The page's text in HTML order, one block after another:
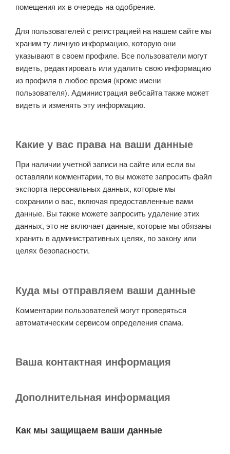
помещения их в очередь на одобрение.
Для пользователей с регистрацией на нашем сайте мы
храним ту личную информацию, которую они
указывают в своем профиле. Все пользователи могут
видеть, редактировать или удалить свою информацию
из профиля в любое время (кроме имени
пользователя). Администрация вебсайта также может
видеть и изменять эту информацию.
Какие у вас права на ваши данные
При наличии учетной записи на сайте или если вы
оставляли комментарии, то вы можете запросить файл
экспорта персональных данных, которые мы
сохранили о вас, включая предоставленные вами
данные. Вы также можете запросить удаление этих
данных, это не включает данные, которые мы обязаны
хранить в административных целях, по закону или
целях безопасности.
Куда мы отправляем ваши данные
Комментарии пользователей могут проверяться
автоматическим сервисом определения спама.
Ваша контактная информация
Дополнительная информация
Как мы защищаем ваши данные